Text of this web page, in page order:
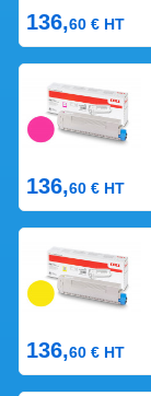
136,60 € HT
136,60 € HT
136,60 € HT